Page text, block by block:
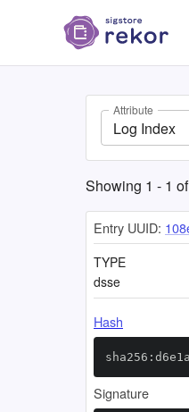
Attribute
Log Index
Showing 1 - 1 of
Entry UUID:
TYPE
dsse
Hash
Signature